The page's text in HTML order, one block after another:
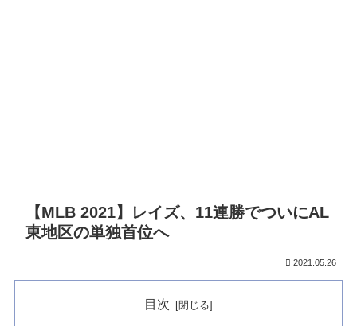
【MLB 2021】レイズ、11連勝でついにAL
東地区の単独首位へ
2021.05.26
目次